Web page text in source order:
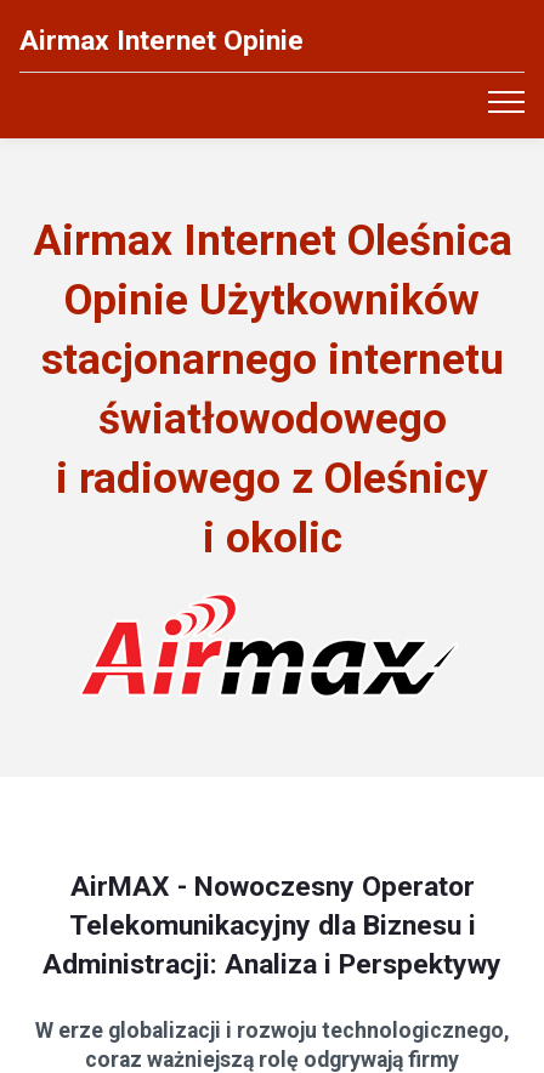
Airmax Internet Opinie
Airmax Internet Oleśnica
Opinie Użytkowników
stacjonarnego internetu
światłowodowego
i radiowego z Oleśnicy
i okolic
AirMAX - Nowoczesny Operator
Telekomunikacyjny dla Biznesu i
Administracji: Analiza i Perspektywy
W erze globalizacji i rozwoju technologicznego,
coraz ważniejszą rolę odgrywają firmy